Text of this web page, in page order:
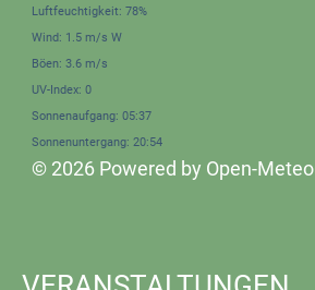
Luftfeuchtigkeit: 78%
Wind: 1.5 m/s W
Böen: 3.6 m/s
UV-Index: 0
Sonnenaufgang: 05:37
Sonnenuntergang: 20:54
© 2026 Powered by Open-Meteo